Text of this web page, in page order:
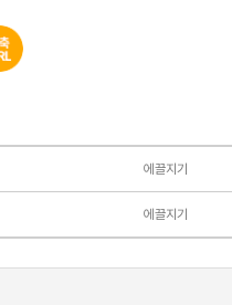
에끌지기
에끌지기